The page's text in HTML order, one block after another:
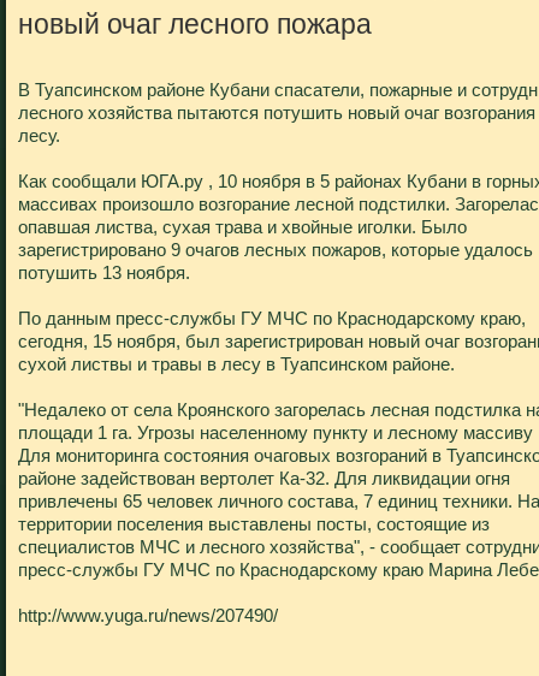
новый очаг лесного пожара
В Туапсинском районе Кубани спасатели, пожарные и
лесного хозяйства пытаются потушить новый очаг возгорания
лесу.
Как сообщали ЮГА.ру , 10 ноября в 5 районах Кубани в
массивах произошло возгорание лесной подстилки.
опавшая листва, сухая трава и хвойные иголки. Было
зарегистрировано 9 очагов лесных пожаров, которые удалось
потушить 13 ноября.
По данным пресс-службы ГУ МЧС по Краснодарскому краю,
сегодня, 15 ноября, был зарегистрирован новый очаг
сухой листвы и травы в лесу в Туапсинском районе.
"Недалеко от села Кроянского загорелась лесная подстилка
площади 1 га. Угрозы населенному пункту и лесному массиву
Для мониторинга состояния очаговых возгораний в
районе задействован вертолет Ка-32. Для ликвидации огня
привлечены 65 человек личного состава, 7 единиц техники. На
территории поселения выставлены посты, состоящие из
специалистов МЧС и лесного хозяйства", - сообщает
пресс-службы ГУ МЧС по Краснодарскому краю Марина
http://www.yuga.ru/news/207490/